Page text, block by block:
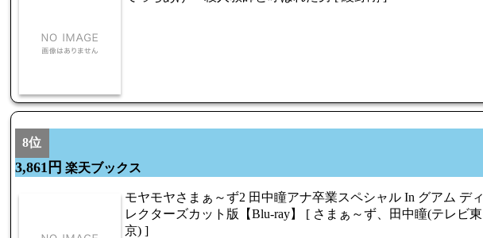
8位
3,861円 楽天ブックス
モヤモヤさまぁ～ず2 田中瞳アナ卒業スペシャル In グアム ディ
レクターズカット版【Blu-ray】 [ さまぁ～ず、田中瞳(テレビ東
京) ]